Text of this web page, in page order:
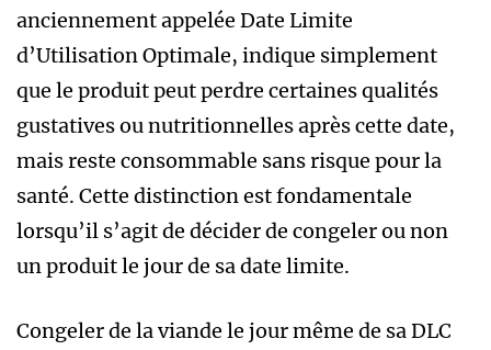
anciennement appelée Date Limite
d’Utilisation Optimale, indique simplement
que le produit peut perdre certaines qualités
gustatives ou nutritionnelles après cette date,
mais reste consommable sans risque pour la
santé. Cette distinction est fondamentale
lorsqu’il s’agit de décider de congeler ou non
un produit le jour de sa date limite.
Congeler de la viande le jour même de sa DLC